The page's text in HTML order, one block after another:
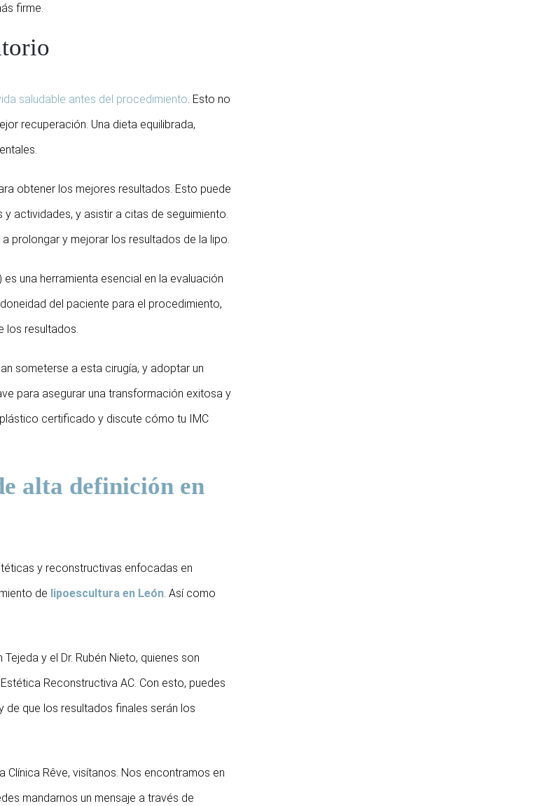
firme.
saludable antes del procedimiento. Esto no
recuperación. Una dieta equilibrada,
obtener los mejores resultados. Esto puede
actividades, y asistir a citas de seguimiento.
prolongar y mejorar los resultados de la lipo.
una herramienta esencial en la evaluación
del paciente para el procedimiento,
los resultados.
someterse a esta cirugía, y adoptar un
para asegurar una transformación exitosa y
certificado y discute cómo tu IMC
alta definición en
y reconstructivas enfocadas en
de lipoescultura en León. Así como
y el Dr. Rubén Nieto, quienes son
Reconstructiva AC. Con esto, puedes
de que los resultados finales serán los
Rêve, visítanos. Nos encontramos en
mandarnos un mensaje a través de